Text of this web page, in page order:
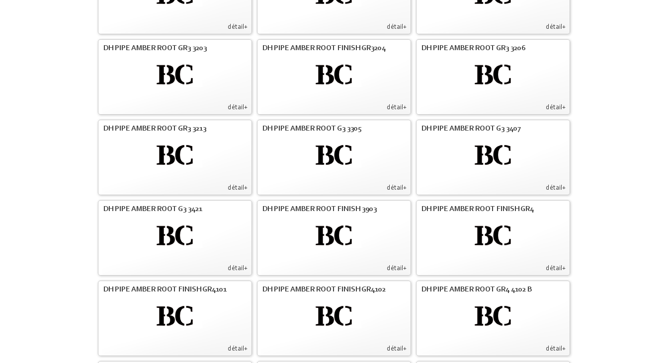
détail+ détail+ détail+
détail+
DH PIPE AMBER ROOT GR3 3203
détail+
DH PIPE AMBER ROOT FINISH GR3204
détail+
DH PIPE AMBER ROOT GR3 3206
détail+
DH PIPE AMBER ROOT GR3 3213
détail+
DH PIPE AMBER ROOT G3 3305
détail+
DH PIPE AMBER ROOT G3 3407
détail+
DH PIPE AMBER ROOT G3 3421
détail+
DH PIPE AMBER ROOT FINISH 3903
détail+
DH PIPE AMBER ROOT FINISH GR4
détail+
DH PIPE AMBER ROOT FINISH GR4101
détail+
DH PIPE AMBER ROOT FINISH GR4102
détail+
DH PIPE AMBER ROOT GR4 4102 B